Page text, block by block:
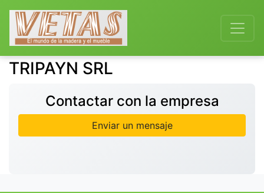
TRIPAYN SRL
Contactar con la empresa
Enviar un mensaje